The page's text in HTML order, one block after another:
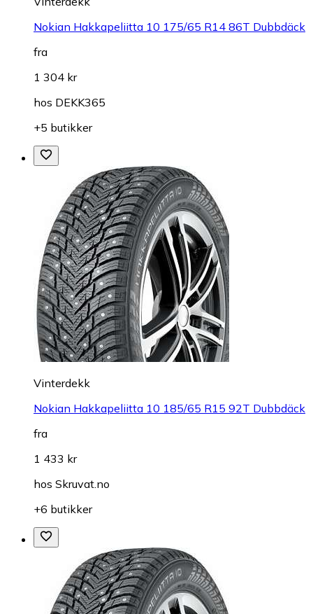
Nokian Hakkapeliitta 10 175/65 R14 86T Dubbdäck
fra
1 304 kr
hos DEKK365
+5 butikker
Vinterdekk
Nokian Hakkapeliitta 10 185/65 R15 92T Dubbdäck
fra
1 433 kr
hos Skruvat.no
+6 butikker